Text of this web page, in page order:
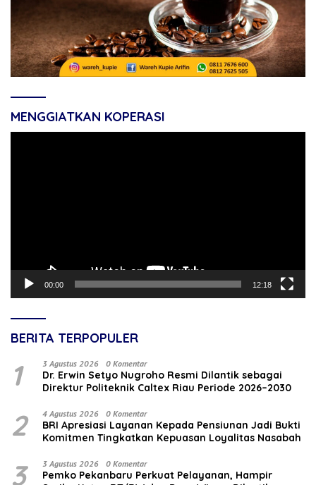
MENGGIATKAN KOPERASI
00:00 12:18
BERITA TERPOPULER
1 3 Agustus 2026 0 Komentar
‎Dr. Erwin Setyo Nugroho Resmi Dilantik sebagai
Direktur Politeknik Caltex Riau Periode 2026–2030
2 4 Agustus 2026 0 Komentar
BRI Apresiasi Layanan Kepada Pensiunan Jadi Bukti
Komitmen Tingkatkan Kepuasan Loyalitas Nasabah
3 3 Agustus 2026 0 Komentar
Pemko Pekanbaru Perkuat Pelayanan, Hampir